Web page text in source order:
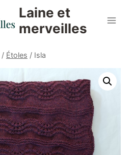
Laine et
merveilles
/ Étoles / Isla